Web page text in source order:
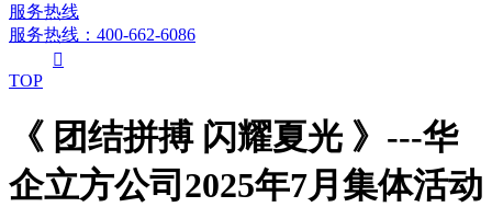
服务热线
服务热线：400-662-6086

TOP
《 团结拼搏 闪耀夏光 》---华
企立方公司2025年7月集体活动